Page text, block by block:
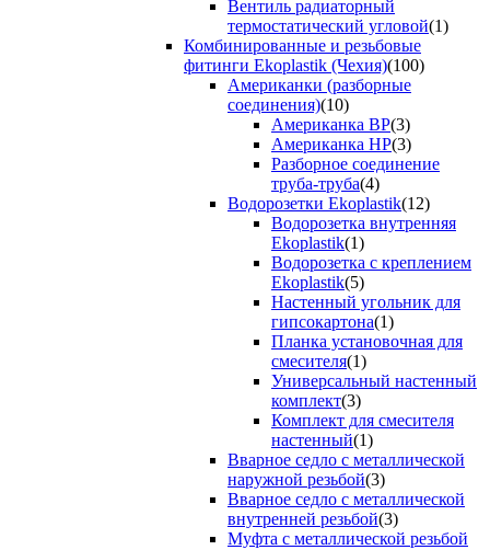
Вентиль радиаторный
термостатический угловой(1)
Комбинированные и резьбовые
фитинги Ekoplastik (Чехия)(100)
Американки (разборные
соединения)(10)
Американка ВР(3)
Американка НР(3)
Разборное соединение
труба-труба(4)
Водорозетки Ekoplastik(12)
Водорозетка внутренняя
Ekoplastik(1)
Водорозетка с креплением
Ekoplastik(5)
Настенный угольник для
гипсокартона(1)
Планка установочная для
смесителя(1)
Универсальный настенный
комплект(3)
Комплект для смесителя
настенный(1)
Вварное седло с металлической
наружной резьбой(3)
Вварное седло с металлической
внутренней резьбой(3)
Муфта с металлической резьбой